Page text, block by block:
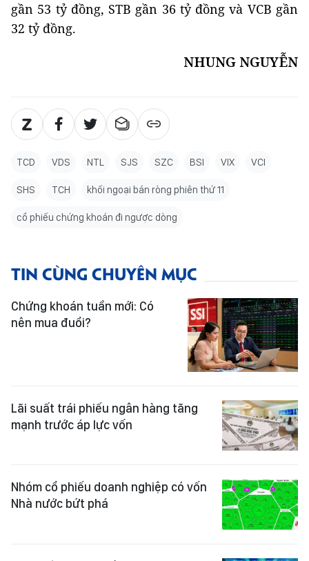
gần 53 tỷ đồng, STB gần 36 tỷ đồng và VCB gần
32 tỷ đồng.
NHUNG NGUYỄN
TCD VDS NTL SJS SZC BSI VIX VCI
SHS TCH khối ngoại bán ròng phiên thứ 11
cổ phiếu chứng khoán đi ngược dòng
TIN CÙNG CHUYÊN MỤC
Chứng khoán tuần mới: Có
nên mua đuổi?
Lãi suất trái phiếu ngân hàng tăng
mạnh trước áp lực vốn
Nhóm cổ phiếu doanh nghiệp có vốn
Nhà nước bứt phá